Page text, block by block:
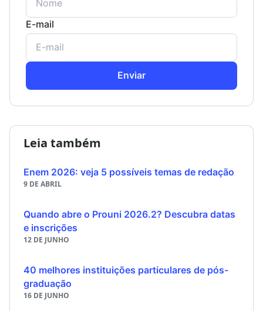
E-mail
Enviar
Leia também
Enem 2026: veja 5 possíveis temas de redação
9 DE ABRIL
Quando abre o Prouni 2026.2? Descubra datas
e inscrições
12 DE JUNHO
40 melhores instituições particulares de pós-
graduação
16 DE JUNHO